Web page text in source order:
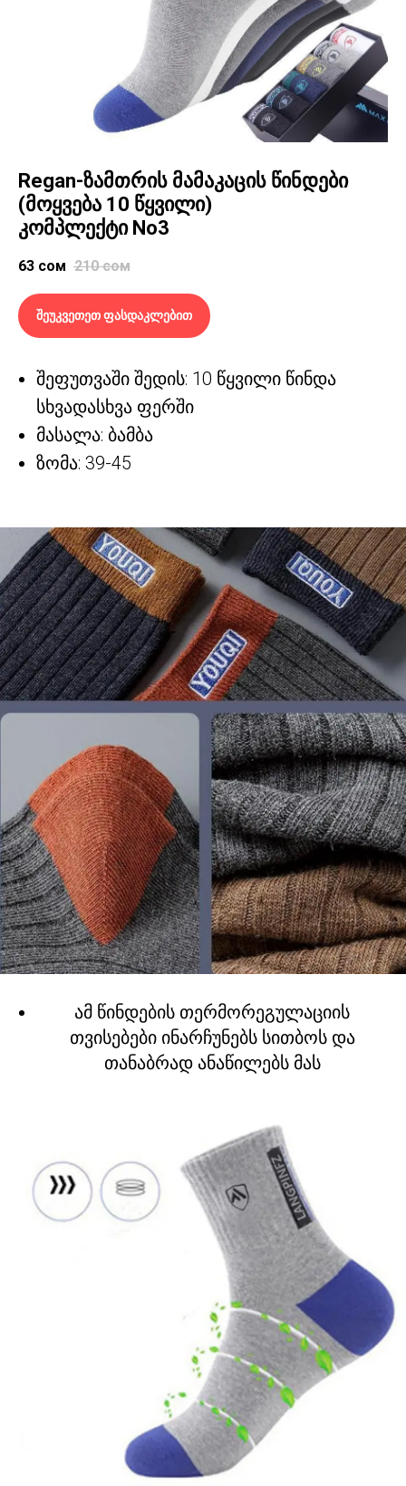
Regan-ზამთრის მამაკაცის წინდები
(მოყვება 10 წყვილი)
კომპლექტი No3
63 сом 210 сом
შეუკვეთეთ ფასდაკლებით
შეფუთვაში შედის: 10 წყვილი წინდა
სხვადასხვა ფერში
მასალა: ბამბა
ზომა: 39-45
ამ წინდების თერმორეგულაციის
თვისებები ინარჩუნებს სითბოს და
თანაბრად ანაწილებს მას